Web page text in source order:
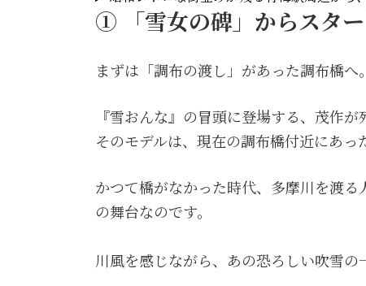
① 「雪女の碑」からスター
まずは「調布の渡し」があった調布橋
『雪おんな』の冒頭に登場する、茂作
そのモデルは、現在の調布橋付近にあっ
かつて橋がなかった時代、多摩川を渡
の舞台なのです。
川風を感じながら、あの恐ろしい吹雪の